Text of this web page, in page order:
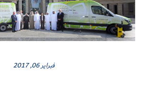
فبراير 06, 2017